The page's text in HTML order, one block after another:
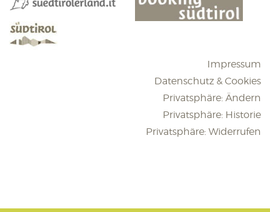
Impressum
Datenschutz & Cookies
Privatsphäre: Ändern
Privatsphäre: Historie
Privatsphäre: Widerrufen